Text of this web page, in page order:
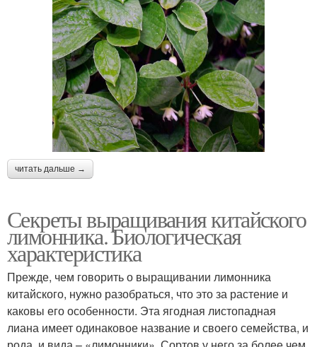
читать дальше →
Секреты выращивания китайского
лимонника. Биологическая
характеристика
Прежде, чем говорить о выращивании лимонника
китайского, нужно разобраться, что это за растение и
каковы его особенности. Эта ягодная листопадная
лиана имеет одинаковое название и своего семейства, и